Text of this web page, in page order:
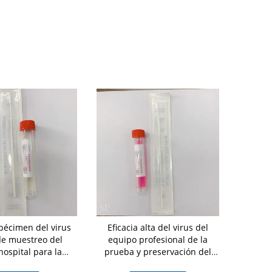
del virus
muestreo del
para la
Eficacia alta del virus del
equipo profesional de la
prueba y preservación del